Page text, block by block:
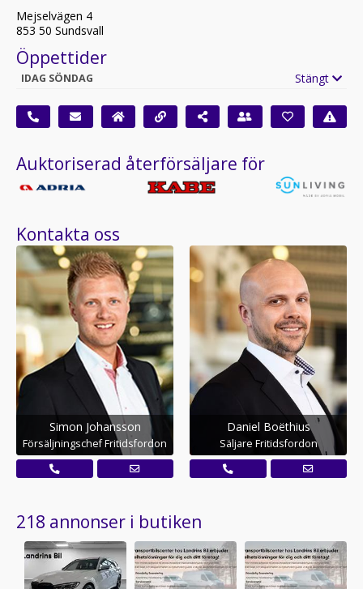
Mejselvägen 4
853 50 Sundsvall
Öppettider
IDAG SÖNDAG Stängt
Auktoriserad återförsäljare för
Kontakta oss
Simon Johansson
Försäljningschef Fritidsfordon
Daniel Boëthius
Säljare Fritidsfordon
218 annonser i butiken